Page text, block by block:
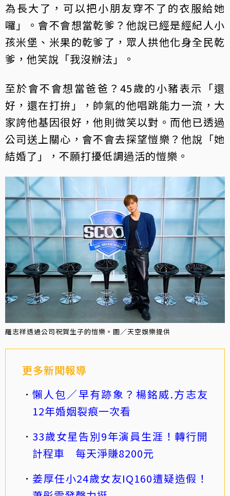
為長大了，可以把小朋友穿不了的衣服給她
囉」。會不會想當乾爹？他說已經是經紀人小
孩米堡、米果的乾爹了，眾人拱他化身全民乾
爹，他笑說「我沒辦法」。
至於會不會想當爸爸？45歲的小豬表示「還
好，還在打拚」，帥氣的他唱跳能力一流，大
家誇他基因很好，他則微笑以對。而他已透過
公司送上關心，會不會去探望愷樂？他說「她
結婚了」，不願打擾低調過活的愷樂。
羅志祥透過公司祝賀生子的愷樂。圖／天空娛樂提供
更多新聞報導
懶人包／早有跡象？楊銘威.方志友
12年婚姻裂痕一次看
33歲女星告別9年演員生涯！轉行開
計程車 每天淨賺8200元
姜厚任小24歲女友IQ160遭疑造假！